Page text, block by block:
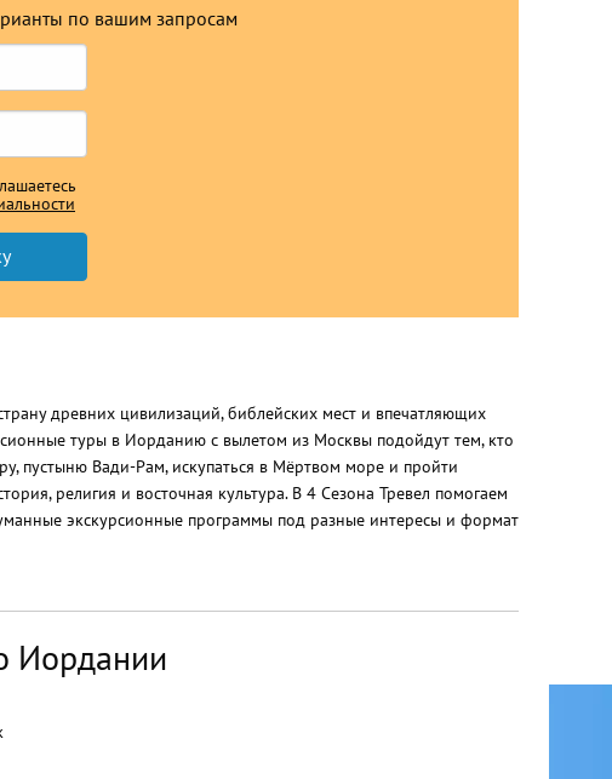
по вашим запросам
древних цивилизаций, библейских мест и впечатляющих
туры в Иорданию с вылетом из Москвы подойдут тем, кто
пустыню Вади-Рам, искупаться в Мёртвом море и пройти
религия и восточная культура. В 4 Сезона Тревел помогаем
экскурсионные программы под разные интересы и формат
Иордании